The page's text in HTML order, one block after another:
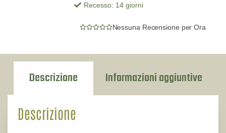
Recesso: 14 giorni
Nessuna Recensione per Ora
Descrizione Informazioni aggiuntive
Descrizione